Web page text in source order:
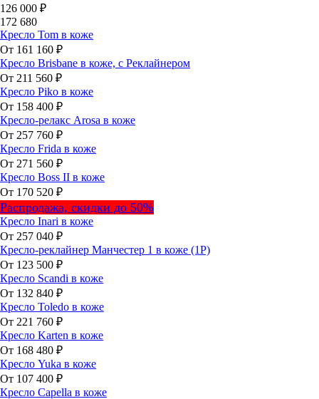
126 000 ₽
172 680
Кресло Tom в коже
От 161 160 ₽
Кресло Brisbane в коже, с Реклайнером
От 211 560 ₽
Кресло Piko в коже
От 158 400 ₽
Кресло-релакс Arosa в коже
От 257 760 ₽
Кресло Frida в коже
От 271 560 ₽
Кресло Boss II в коже
От 170 520 ₽
Распродажа, скидки до 50%
Кресло Inari в коже
От 257 040 ₽
Кресло-реклайнер Манчестер 1 в коже (1P)
От 123 500 ₽
Кресло Scandi в коже
От 132 840 ₽
Кресло Toledo в коже
От 221 760 ₽
Кресло Karten в коже
От 168 480 ₽
Кресло Yuka в коже
От 107 400 ₽
Кресло Capella в коже